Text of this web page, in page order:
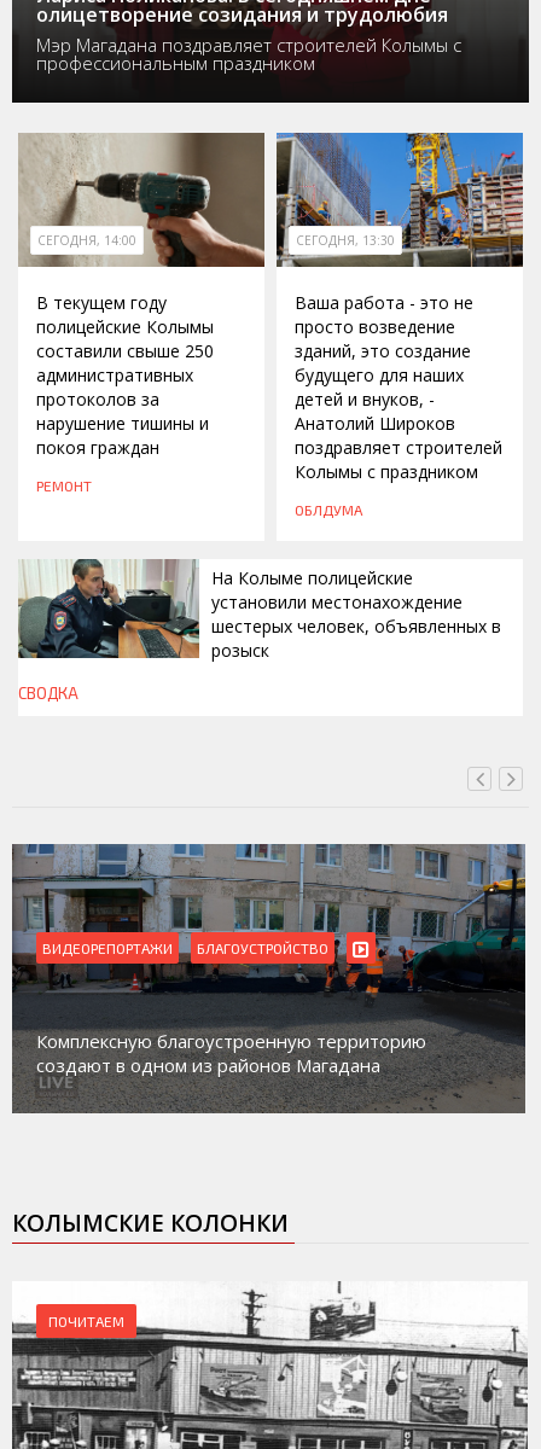
олицетворение созидания и трудолюбия
Мэр Магадана поздравляет строителей Колымы с
профессиональным праздником
СЕГОДНЯ, 14:00
В текущем году
полицейские Колымы
составили свыше 250
административных
протоколов за
нарушение тишины и
покоя граждан
РЕМОНТ
СЕГОДНЯ, 13:30
Ваша работа - это не
просто возведение
зданий, это создание
будущего для наших
детей и внуков, -
Анатолий Широков
поздравляет строителей
Колымы с праздником
ОБЛДУМА
СЕГОДНЯ, 13:00
На Колыме полицейские
установили местонахождение
шестерых человек, объявленных в
розыск
СВОДКА
ВИДЕОРЕПОРТАЖИ
Магадан присоединился к пилотному проекту
работе с несовершеннолетними из групп
социального риска «Переправа»
КОЛЫМСКИЕ КОЛОНКИ
ПОЧИТАЕМ